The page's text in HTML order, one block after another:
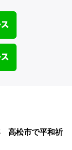
高松市で平和祈